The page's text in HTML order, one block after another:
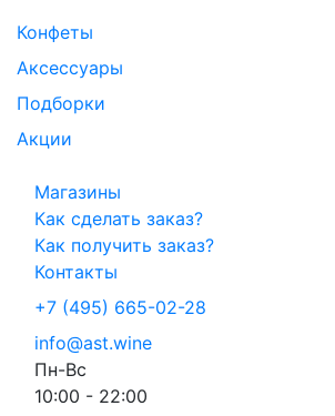
Конфеты
Аксессуары
Подборки
Акции
Магазины
Как сделать заказ?
Как получить заказ?
Контакты
+7 (495) 665-02-28
info@ast.wine
Пн-Вс
10:00 - 22:00